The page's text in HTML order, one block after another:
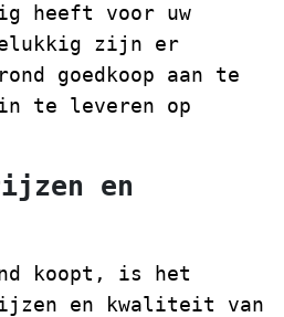
heeft voor uw
zijn er
goedkoop aan te
te leveren op
en
koopt, is het
en kwaliteit van